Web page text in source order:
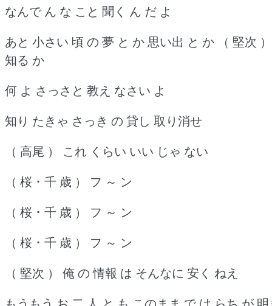
なんで ん な こと 聞く ん だ よ
あと 小さい 頃 の 夢 と か 思い出 と か （ 堅次 ）
知る か
何 よ さっさと 教え なさい よ
知り たきゃ さっき の 貸し 取り消せ
（ 高尾 ） これ くらい いい じゃ ない
（ 桜 ･ 千 歳 ） フ ～ ン
（ 桜 ･ 千 歳 ） フ ～ ン
（ 桜 ･ 千 歳 ） フ ～ ン
（ 堅次 ） 俺 の 情報 は そんなに 安く ねえ